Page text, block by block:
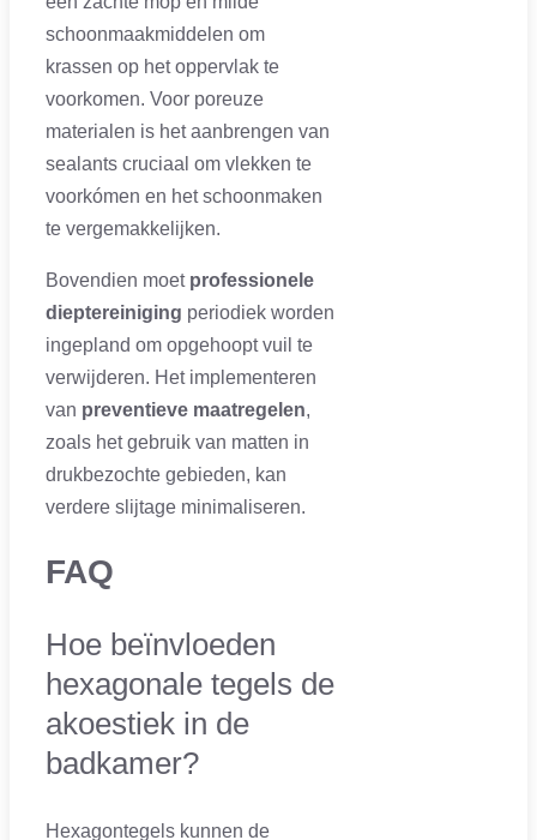
schoonmaakmiddelen om
krassen op het oppervlak te
voorkomen. Voor poreuze
materialen is het aanbrengen van
sealants cruciaal om vlekken te
voorkómen en het schoonmaken
te vergemakkelijken.
Bovendien moet professionele
dieptereiniging periodiek worden
ingepland om opgehoopt vuil te
verwijderen. Het implementeren
van preventieve maatregelen,
zoals het gebruik van matten in
drukbezochte gebieden, kan
verdere slijtage minimaliseren.
FAQ
Hoe beïnvloeden
hexagonale tegels de
akoestiek in de
badkamer?
Hexagontegels kunnen de